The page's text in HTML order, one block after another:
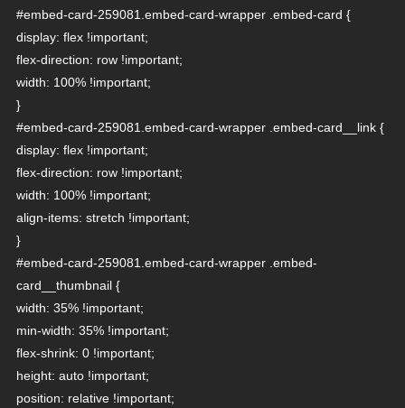
#embed-card-259081.embed-card-wrapper .embed-card {
display: flex !important;
flex-direction: row !important;
width: 100% !important;
}
#embed-card-259081.embed-card-wrapper .embed-card__link {
display: flex !important;
flex-direction: row !important;
width: 100% !important;
align-items: stretch !important;
}
#embed-card-259081.embed-card-wrapper .embed-
card__thumbnail {
width: 35% !important;
min-width: 35% !important;
flex-shrink: 0 !important;
height: auto !important;
position: relative !important;